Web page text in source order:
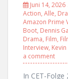
Juni 14, 2026
Action, Alle,
Amazon Prime
Boot, Dennis
Drama, Film,
Interview,
a comment
In CET-